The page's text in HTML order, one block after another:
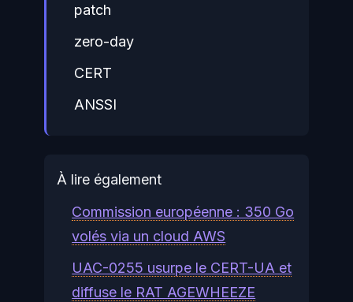
patch
zero-day
CERT
ANSSI
À lire également
Commission européenne : 350 Go
volés via un cloud AWS
UAC-0255 usurpe le CERT-UA et
diffuse le RAT AGEWHEEZE